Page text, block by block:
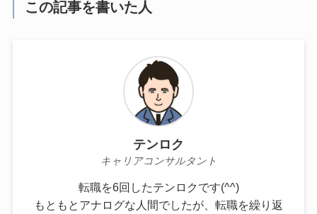
この記事を書いた人
テンロク
キャリアコンサルタント
転職を6回したテンロクです(^^)
もともとアナログな人間でしたが、転職を繰り返